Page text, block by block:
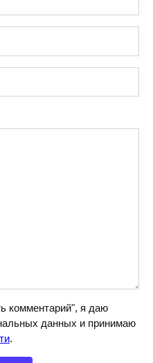
комментарий", я даю
данных и принимаю
.